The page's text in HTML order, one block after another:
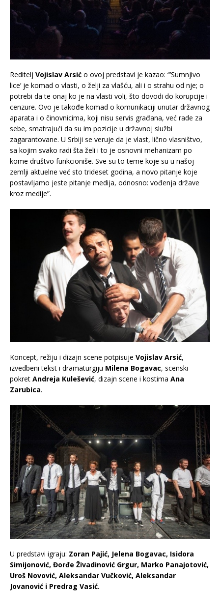
Reditelj Vojislav Arsić o ovoj predstavi je kazao: “’Sumnjivo
lice’ je komad o vlasti, o želji za vlašću, ali i o strahu od nje; o
potrebi da te onaj ko je na vlasti voli, što dovodi do korupcije i
cenzure. Ovo je takođe komad o komunikaciji unutar državnog
aparata i o činovnicima, koji nisu servis građana, već rade za
sebe, smatrajući da su im pozicije u državnoj službi
zagarantovane. U Srbiji se veruje da je vlast, lično vlasništvo,
sa kojim svako radi šta želi i to je osnovni mehanizam po
kome društvo funkcioniše. Sve su to teme koje su u našoj
zemlji aktuelne već sto trideset godina, a novo pitanje koje
postavljamo jeste pitanje medija, odnosno: vođenja države
kroz medije”.
Koncept, režiju i dizajn scene potpisuje Vojislav Arsić,
izvedbeni tekst i dramaturgiju Milena Bogavac, scenski
pokret Andreja Kulešević, dizajn scene i kostima Ana
Zarubica.
U predstavi igraju: Zoran Pajić, Jelena Bogavac, Isidora
Simijonović, Đorđe Živadinović Grgur, Marko Panajotović,
Uroš Novović, Aleksandar Vučković, Aleksandar
Jovanović i Predrag Vasić.